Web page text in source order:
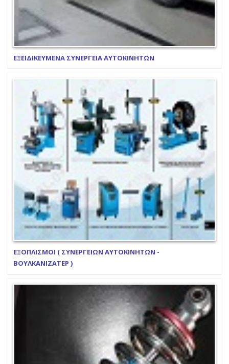
ΕΞΕΙΔΙΚΕΥΜΕΝΑ ΣΥΝΕΡΓΕΙΑ ΑΥΤΟΚΙΝΗΤΩΝ
ΕΞΟΠΛΙΣΜΟΙ ( ΣΥΝΕΡΓΕΙΩΝ ΑΥΤΟΚΙΝΗΤΩΝ -
ΒΟΥΛΚΑΝΙΖΑΤΕΡ )